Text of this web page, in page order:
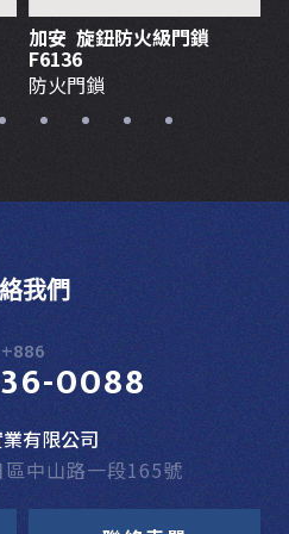
加安 旋鈕防火級門鎖
F6136
防火門鎖
我們
+886
0088
有限公司
中山路一段165號